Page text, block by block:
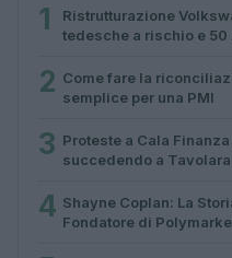
1
Ristrutturazione
tedesche a rischio e
2 Come fare la
semplice per una PMI
3 Proteste a Cala
succedendo a Tavolara
4 Shayne Coplan: La
Fondatore di